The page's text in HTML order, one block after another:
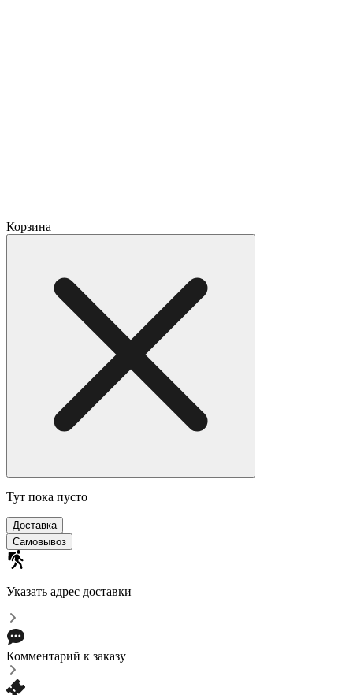
Корзина
Тут пока пусто
Доставка
Самовывоз
Указать адрес доставки
Комментарий к заказу